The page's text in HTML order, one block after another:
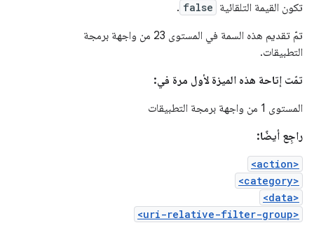
تكون القيمة التلقائية false
.
تمّ تقديم هذه السمة في المستوى 23 من واجهة برمجة
التطبيقات.
تمّت إتاحة هذه الميزة لأول مرة في:
المستوى 1 من واجهة برمجة التطبيقات
راجِع أيضًا:
<action>
<category>
<data>
<uri-relative-filter-group>